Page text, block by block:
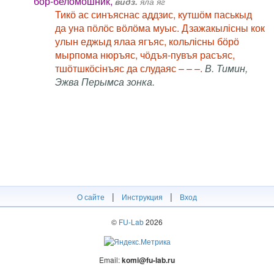
Тикӧ ас синъяснас аддзис, кутшӧм паськыд
да уна пӧлӧс вӧлӧма муыс. Дзажакылісны кок
улын еджыд ялаа ягъяс, кольлісны бӧрӧ
мырпома нюръяс, чӧдъя-пувъя расъяс,
тшӧтшкӧсінъяс да слудаяс – – –. В. Тимин,
Эжва Перымса зонка.
О сайте | Инструкция | Вход
© FU-Lab2026
Email:komi@fu-lab.ru